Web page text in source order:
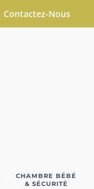
Contactez-Nous
CHAMBRE BÉBÉ
& SÉCURITÉ